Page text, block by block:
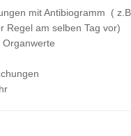
mit Antibiogramm (
Regel am selben Tag vor)